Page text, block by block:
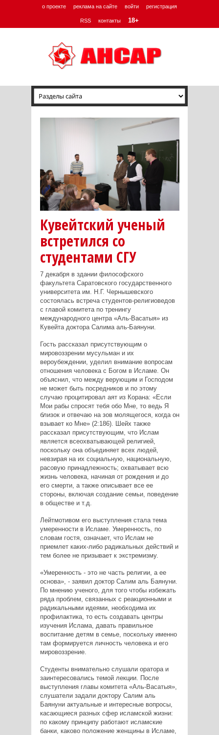
о проекте реклама на сайте войти регистрация
RSS контакты 18+
Кувейтский ученый
встретился со
студентами СГУ
7 декабря в здании философского
факультета Саратовского государственного
университета им. Н.Г. Чернышевского
состоялась встреча студентов-религиоведов
с главой комитета по тренингу
международного центра «Аль-Васатыя» из
Кувейта доктора Салима аль-Баянуни.
Гость рассказал присутствующим о
мировоззрении мусульман и их
вероубеждении, уделил внимание вопросам
отношения человека с Богом в Исламе. Он
объяснил, что между верующим и Господом
не может быть посредников и по этому
случаю процитировал аят из Корана: «Если
Мои рабы спросят тебя обо Мне, то ведь Я
близок и отвечаю на зов молящегося, когда он
взывает ко Мне» (2:186). Шейх также
рассказал присутствующим, что Ислам
является всеохватывающей религией,
поскольку она объединяет всех людей,
невзирая на их социальную, национальную,
расовую принадлежность; охватывает всю
жизнь человека, начиная от рождения и до
его смерти, а также описывает все ее
стороны, включая создание семьи, поведение
в обществе и т.д.
Лейтмотивом его выступления стала тема
умеренности в Исламе. Умеренность, по
словам гостя, означает, что Ислам не
приемлет каких-либо радикальных действий и
тем более не призывает к экстремизму.
«Умеренность - это не часть религии, а ее
основа», - заявил доктор Салим аль Баянуни.
По мнению ученого, для того чтобы избежать
ряда проблем, связанных с реакционными и
радикальными идеями, необходима их
профилактика, то есть создавать центры
изучения Ислама, давать правильное
воспитание детям в семье, поскольку именно
там формируется личность человека и его
мировоззрение.
Студенты внимательно слушали оратора и
заинтересовались темой лекции. После
выступления главы комитета «Аль-Васатыя»,
слушатели задали доктору Салим аль
Баянуни актуальные и интересные вопросы,
касающиеся разных сфер исламской жизни:
по какому принципу работают исламские
банки, каково положение женщины в Исламе,